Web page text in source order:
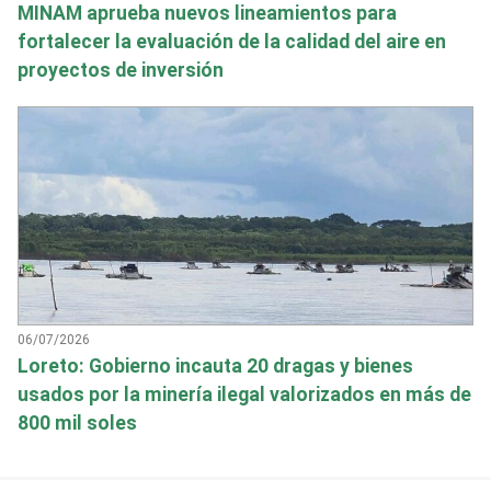
MINAM aprueba nuevos lineamientos para
fortalecer la evaluación de la calidad del aire en
proyectos de inversión
06/07/2026
Loreto: Gobierno incauta 20 dragas y bienes
usados por la minería ilegal valorizados en más de
800 mil soles